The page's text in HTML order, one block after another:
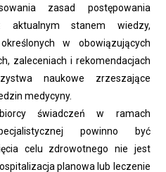
zasad postępowania
aktualnym stanem wiedzy,
w obowiązujących
zaleceniach i rekomendacjach
naukowe zrzeszające
medycyny.
świadczeń w ramach
powinno być
celu zdrowotnego nie jest
planowa lub leczenie